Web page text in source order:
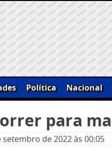
Política Nacional
para
setembro de 2022às 00:05